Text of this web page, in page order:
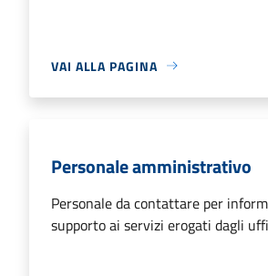
VAI ALLA PAGINA
Personale amministrativo
Personale da contattare per
supporto ai servizi erogati dagli